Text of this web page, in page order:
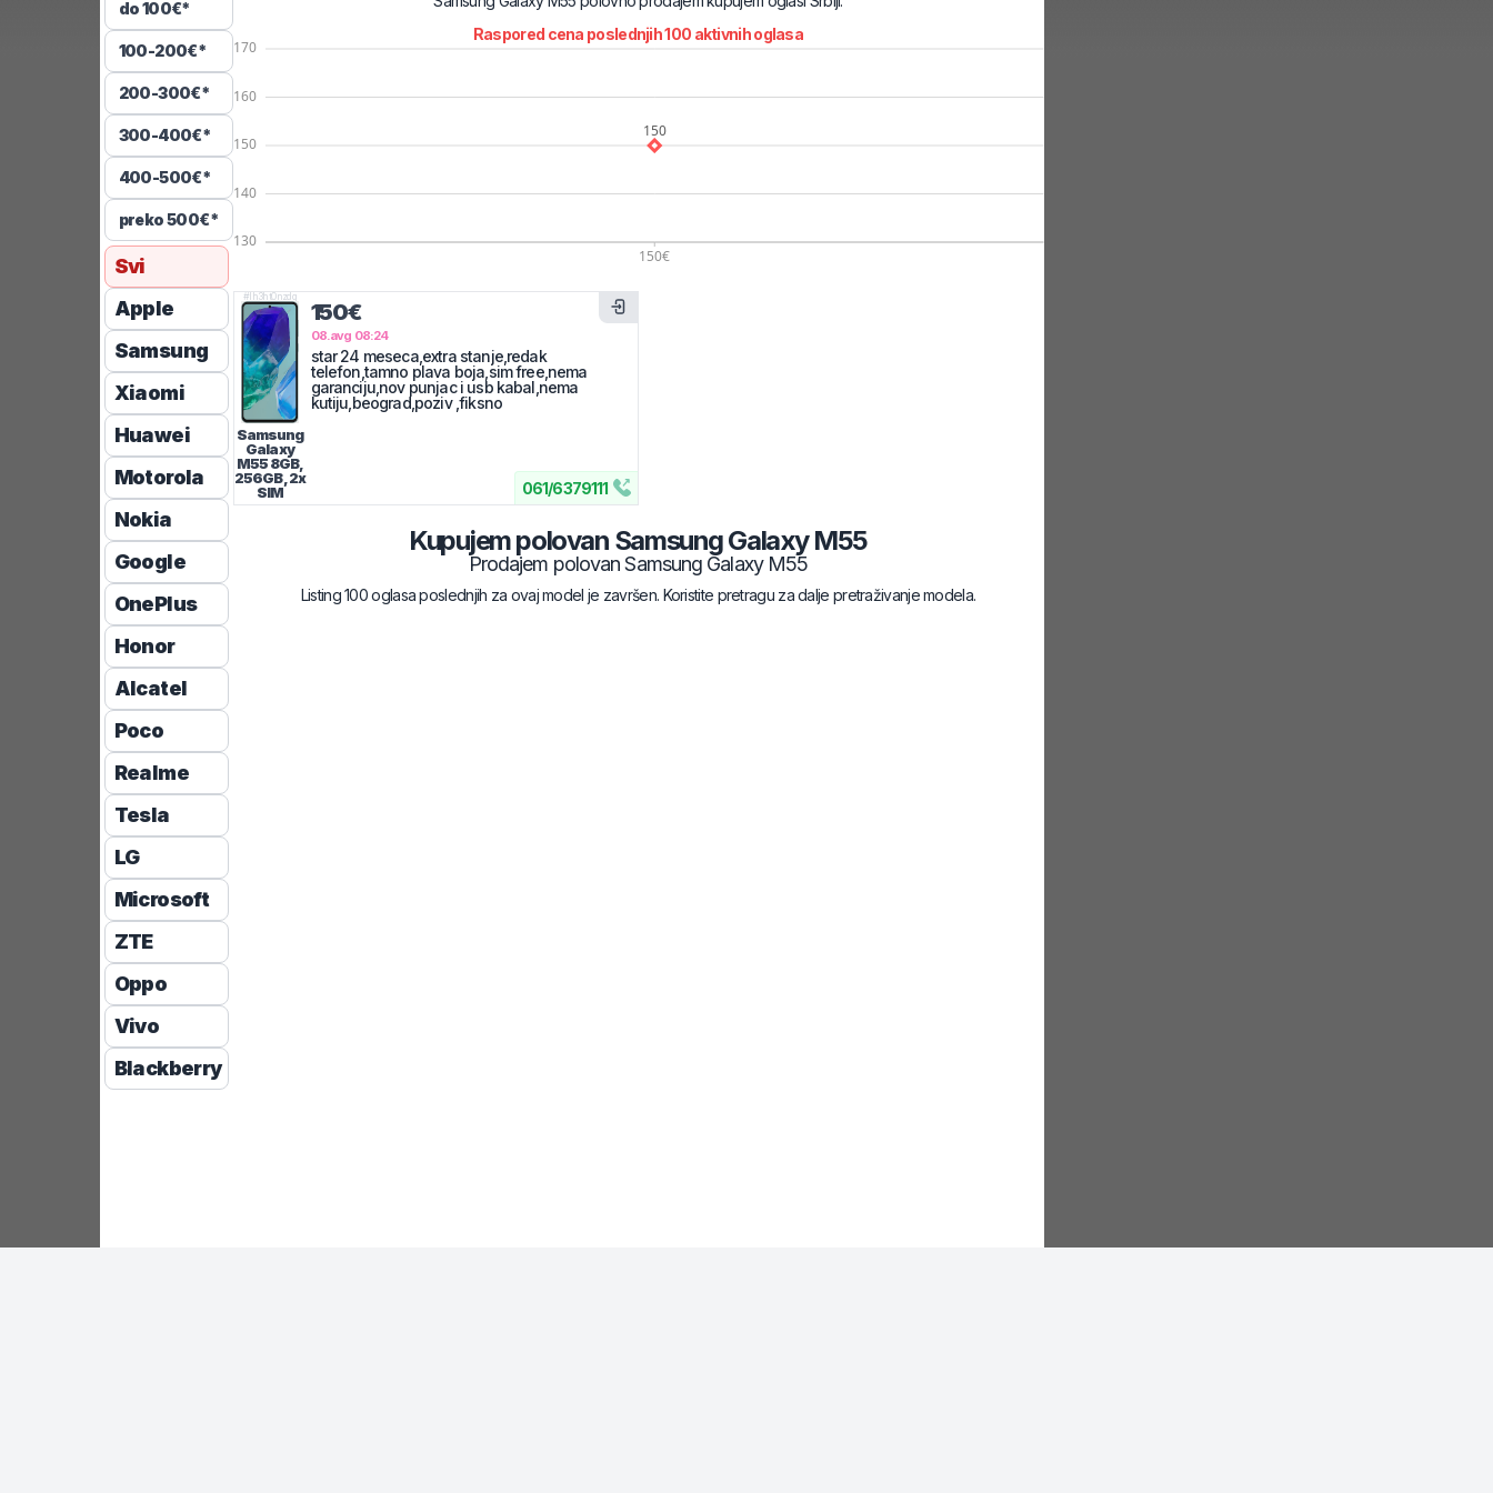
do 100€*
100-200€*
200-300€*
300-400€*
400-500€*
preko 500€*
Svi
Apple
Samsung
Xiaomi
Huawei
Motorola
Nokia
Google
OnePlus
Honor
Alcatel
Poco
Realme
Tesla
LG
Microsoft
ZTE
Oppo
Vivo
Blackberry
Raspored cena poslednjih100 aktivnih oglasa
061/6379111
#lh3ht0nzdq
Samsung
Galaxy
M558GB,
256GB, 2x
SIM
150€
08.avg 08:24
star 24 meseca,extra stanje,redak
telefon,tamno plava boja,sim free,nema
garanciju,nov punjac i usb kabal,nema
kutiju,beograd,poziv ,fiksno
Kupujem polovan SamsungGalaxy M55
Prodajem polovanSamsung Galaxy M55
Listing 100 oglasa poslednjih za ovaj model je završen. Koristite pretragu za dalje pretraživanje modela.